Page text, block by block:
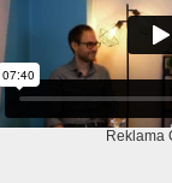
Reklama